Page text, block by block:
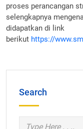
proses perancangan
selengkapnya
didapatkan di link
berikut https://
Search